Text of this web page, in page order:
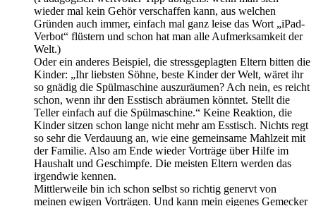
wieder mal kein Gehör verschaffen kann, aus welchen
Gründen auch immer, einfach mal ganz leise das Wort „iPad-
Verbot“ flüstern und schon hat man alle Aufmerksamkeit der
Welt.)
Oder ein anderes Beispiel, die stressgeplagten Eltern bitten die
Kinder: „Ihr liebsten Söhne, beste Kinder der Welt, wäret ihr
so gnädig die Spülmaschine auszuräumen? Ach nein, es reicht
schon, wenn ihr den Esstisch abräumen könntet. Stellt die
Teller einfach auf die Spülmaschine.“ Keine Reaktion, die
Kinder sitzen schon lange nicht mehr am Esstisch. Nichts regt
so sehr die Verdauung an, wie eine gemeinsame Mahlzeit mit
der Familie. Also am Ende wieder Vorträge über Hilfe im
Haushalt und Geschimpfe. Die meisten Eltern werden das
irgendwie kennen.
Mittlerweile bin ich schon selbst so richtig genervt von
meinen ewigen Vorträgen. Und kann mein eigenes Gemecker